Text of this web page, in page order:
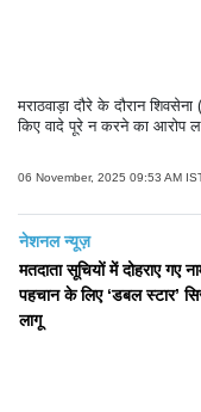
मराठवाड़ा दौरे के दौरान
किए वादे पूरे न करने का आरोप
06 November, 2025 09:53 AM
नेशनल न्यूज़
मतदाता सूचियों में दोहराए गए
पहचान के लिए ‘डबल स्टार’
लागू